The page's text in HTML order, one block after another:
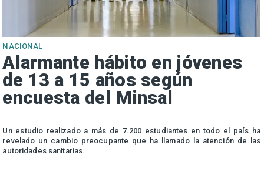
NACIONAL
Alarmante hábito en jóvenes
de 13 a 15 años según
encuesta del Minsal
Un estudio realizado a más de 7.200 estudiantes en todo el país ha
revelado un cambio preocupante que ha llamado la atención de las
autoridades sanitarias.